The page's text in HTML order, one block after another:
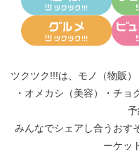
ツクツク!!!は、 モノ（物販）
・ オメカシ（美容） ・ チョ
予
みんなでシェアし合う おす
ーケッ